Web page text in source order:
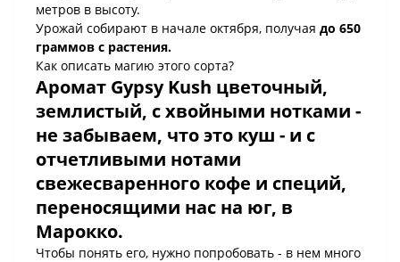
метров в высоту.
Урожай собирают в начале октября, получая до 650
граммов с растения.
Как описать магию этого сорта?
Аромат Gypsy Kush цветочный,
землистый, с хвойными нотками -
не забываем, что это куш - и с
отчетливыми нотами
свежесваренного кофе и специй,
переносящими нас на юг, в
Марокко.
Чтобы понять его, нужно попробовать - в нем много